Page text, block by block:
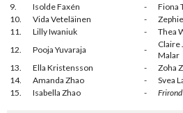
9.
Isolde Faxén - Fiona
10.
Vida Veteläinen -
11.
Lilly Iwaniuk - Thea
12.
Pooja Yuvaraja -
Claire
Malar
13.
Ella Kristensson - Zoha
14.
Amanda Zhao - Svea
15.
Isabella Zhao - Frirond